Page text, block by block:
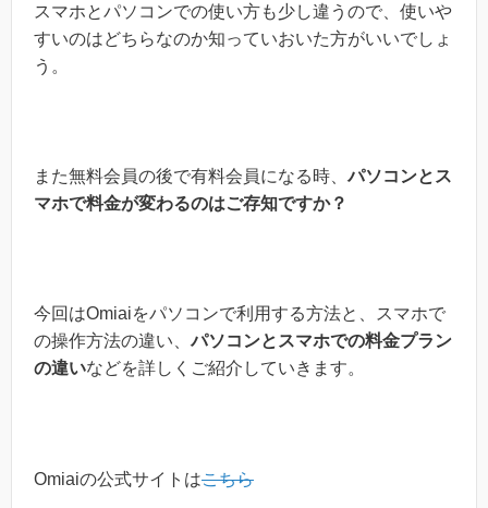
スマホとパソコンでの使い方も少し違うので、使いや
すいのはどちらなのか知っていおいた方がいいでしょ
う。
また無料会員の後で有料会員になる時、パソコンとス
マホで料金が変わるのはご存知ですか？
今回はOmiaiをパソコンで利用する方法と、スマホで
の操作方法の違い、パソコンとスマホでの料金プラン
の違いなどを詳しくご紹介していきます。
Omiaiの公式サイトはこちら